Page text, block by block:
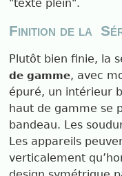
"texte plein".
Finition de la
Plutôt bien finie, la
de gamme, avec
épuré, un intérieur
haut de gamme se
bandeau. Les
Les appareils
verticalement